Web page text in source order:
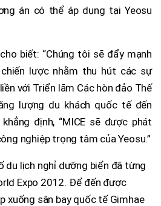
án có thể áp dụng tại Yeosu
biết: “Chúng tôi sẽ đẩy mạnh
lược nhằm thu hút các sự
với Triển lãm Các hòn đảo Thế
lượng du khách quốc tế đến
định, “MICE sẽ được phát
nghiệp trọng tâm của Yeosu.”
du lịch nghỉ dưỡng biển đã từng
Expo 2012. Để đến được
xuống sân bay quốc tế Gimhae